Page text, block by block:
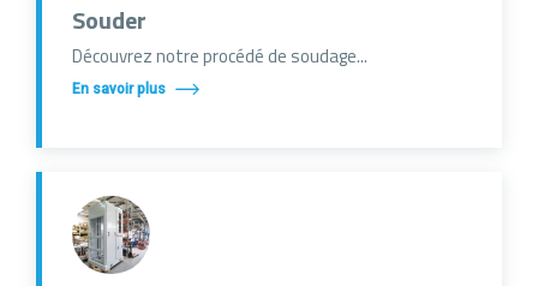
Souder
Découvrez notre procédé de soudage...
En savoir plus